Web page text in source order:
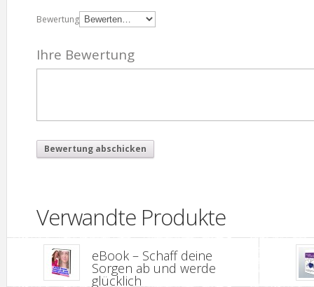
Bewertung
Ihre Bewertung
Verwandte Produkte
eBook – Schaff deine
Sorgen ab und werde
glücklich